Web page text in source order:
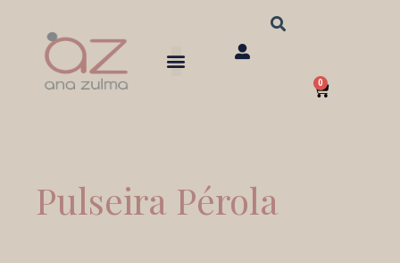
conteúdo
0
Carrinho
Pulseira Pérola